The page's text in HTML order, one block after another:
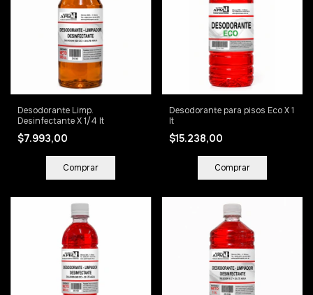
Desodorante Limp.
Desinfectante X 1/4 lt
$7.993,00
Comprar
Desodorante para pisos Eco X 1
lt
$15.238,00